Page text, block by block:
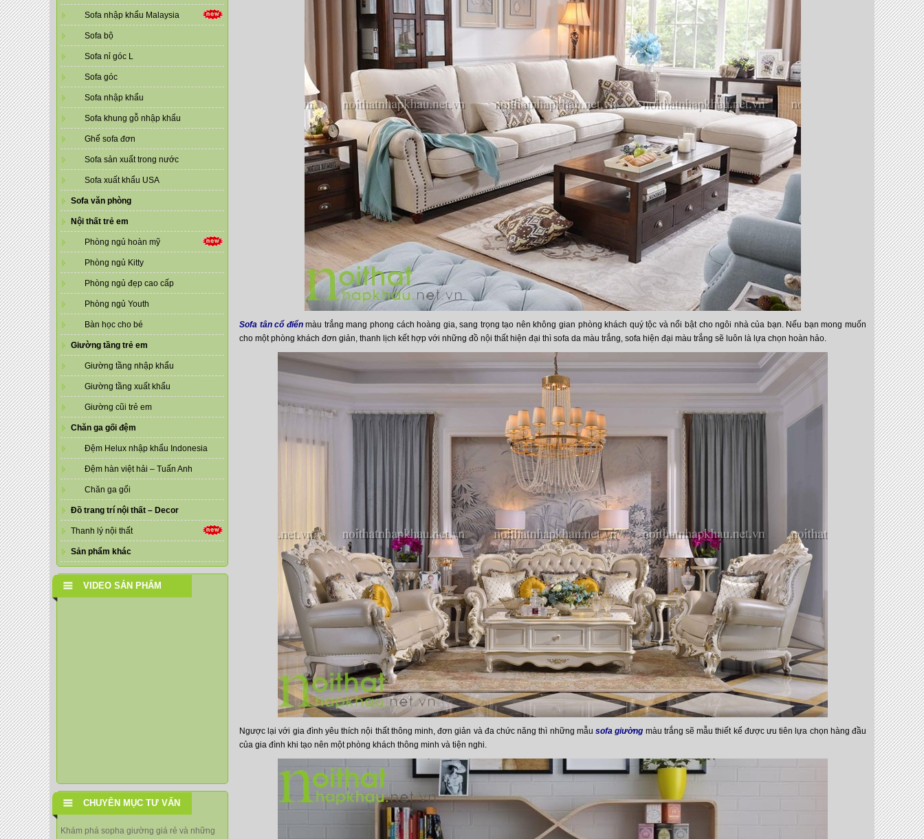
Sofa nhập khẩu Malaysia
Sofa bộ
Sofa nỉ góc L
Sofa góc
Sofa nhập khẩu
Sofa khung gỗ nhập khẩu
Ghế sofa đơn
Sofa sản xuất trong nước
Sofa xuất khẩu USA
Sofa văn phòng
Nội thất trẻ em
Phòng ngủ hoàn mỹ
Phòng ngủ Kitty
Phòng ngủ đẹp cao cấp
Phòng ngủ Youth
Bàn học cho bé
Giường tầng trẻ em
Giường tầng nhập khẩu
Giường tầng xuất khẩu
Giường cũi trẻ em
Chăn ga gối đệm
Đệm Helux nhập khẩu Indonesia
Đệm hàn việt hải – Tuấn Anh
Chăn ga gối
Đồ trang trí nội thất – Decor
Thanh lý nội thất
Sản phẩm khác
VIDEO SẢN PHẨM
CHUYÊN MỤC TƯ VẤN
Khám phá sopha giường giá rẻ và những
Sofa tân cổ điểnmàu trắng mang phong cách hoàng gia, sang trọng tạo nên không gian phòng khách quý tộc và nổi bật cho ngôi nhà của bạn. Nếu bạn mong muốn
cho một phòng khách đơn giản, thanh lịch kết hợp với những đồ nội thất hiện đại thì sofa da màu trắng, sofa hiện đại màu trắng sẽ luôn là lựa chọn hoàn hảo.
Ngược lại với gia đình yêu thích nội thất thông minh, đơn giản và đa chức năng thì những mẫusofa giường màu trắng sẽ mẫu thiết kế được ưu tiên lựa chọn hàng đầu
của gia đình khi tạo nên một phòng khách thông minh và tiện nghi.